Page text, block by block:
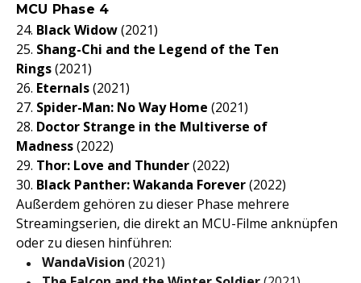
MCU Phase 4
24. Black Widow(2021)
25. Shang-Chi and the Legend of the Ten
Rings(2021)
26. Eternals(2021)
27. Spider-Man: No Way Home (2021)
28. Doctor Strange in the Multiverse of
Madness(2022)
29. Thor: Love and Thunder(2022)
30. Black Panther: Wakanda Forever(2022)
Außerdem gehören zu dieser Phase mehrere
Streamingserien, die direkt an MCU-Filme anknüpfen
oder zu diesen hinführen:
WandaVision (2021)